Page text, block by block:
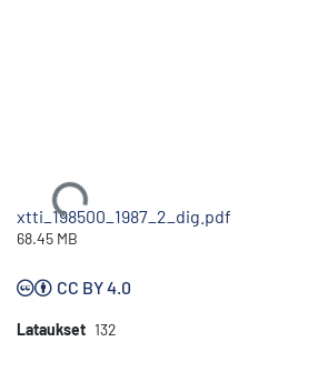
Ladataan...
xtti_198500_1987_2_dig.pdf
68.45 MB
CC BY 4.0
Lataukset 132